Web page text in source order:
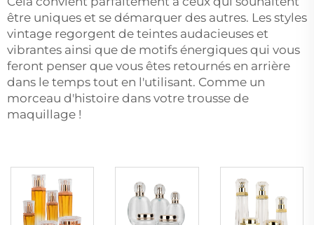
être uniques et se démarquer des autres. Les styles
vintage regorgent de teintes audacieuses et
vibrantes ainsi que de motifs énergiques qui vous
feront penser que vous êtes retournés en arrière
dans le temps tout en l'utilisant. Comme un
morceau d'histoire dans votre trousse de
maquillage !